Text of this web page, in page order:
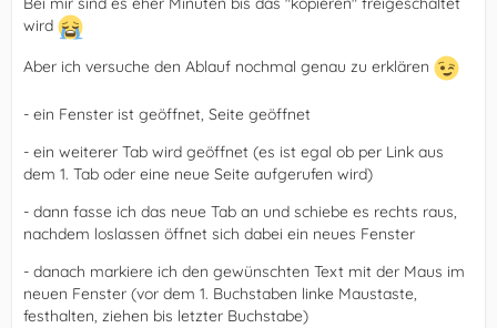
wird
Aber ich versuche den Ablauf nochmal genau zu erklären
- ein Fenster ist geöffnet, Seite geöffnet
- ein weiterer Tab wird geöffnet (es ist egal ob per Link aus
dem 1. Tab oder eine neue Seite aufgerufen wird)
- dann fasse ich das neue Tab an und schiebe es rechts raus,
nachdem loslassen öffnet sich dabei ein neues Fenster
- danach markiere ich den gewünschten Text mit der Maus im
neuen Fenster (vor dem 1. Buchstaben linke Maustaste,
festhalten, ziehen bis letzter Buchstabe)